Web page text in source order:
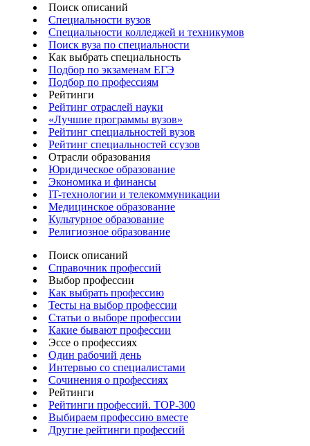
Поиск описаний
Специальности вузов
Специальности колледжей и техникумов
Поиск вуза по специальности
Как выбрать специальность
Подбор по экзаменам ЕГЭ
Подбор по профессиям
Рейтинги
Рейтинг отраслей науки
«Лучшие программы вузов»
Рейтинг специальностей вузов
Рейтинг специальностей ссузов
Отрасли образования
Юридическое образование
Экономика и финансы
IT-технологии и телекоммуникации
Медицинское образование
Культурное образование
Религиозное образование
Поиск описаний
Справочник профессий
Выбор профессии
Как выбрать профессию
Тесты на выбор профессии
Статьи о выборе профессии
Какие бывают профессии
Эссе о профессиях
Один рабочий день
Интервью со специалистами
Сочинения о профессиях
Рейтинги
Рейтинги профессий. TOP-300
Выбираем профессию вместе
Другие рейтинги профессий